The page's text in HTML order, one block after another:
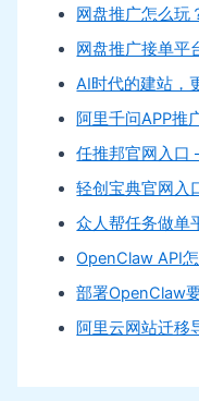
网盘推广怎么玩
网盘推广接单平
AI时代的建站，
阿里千问APP推
任推邦官网入口
轻创宝典官网入
众人帮任务做单
OpenClaw API
部署OpenClaw
阿里云网站迁移